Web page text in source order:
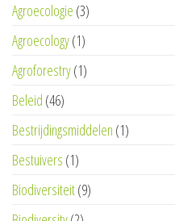
Agroecologie (3)
Agroecology(1)
Agroforestry(1)
Beleid (46)
Bestrijdingsmiddelen (1)
Bestuivers (1)
Biodiversiteit(9)